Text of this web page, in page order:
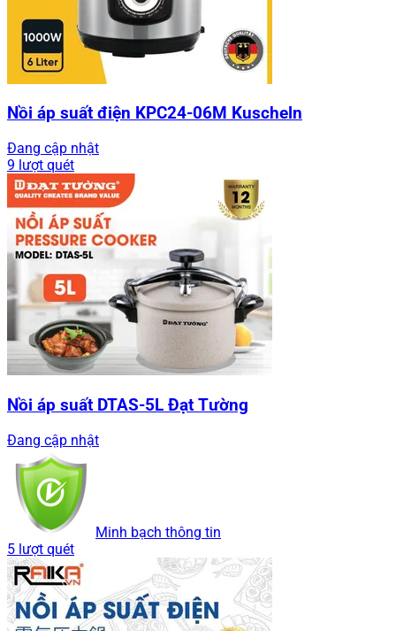
Nồi áp suất điện KPC24-06M Kuscheln
Đang cập nhật
9 lượt quét
Nồi áp suất DTAS-5L Đạt Tường
Đang cập nhật
Minh bạch thông tin
5 lượt quét